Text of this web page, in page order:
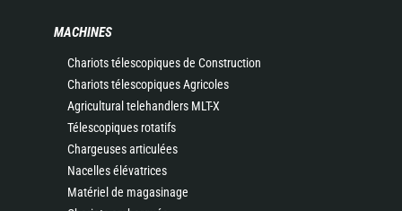
MACHINES
Chariots télescopiques de Construction
Chariots télescopiques Agricoles
Agricultural telehandlers MLT-X
Télescopiques rotatifs
Chargeuses articulées
Nacelles élévatrices
Matériel de magasinage